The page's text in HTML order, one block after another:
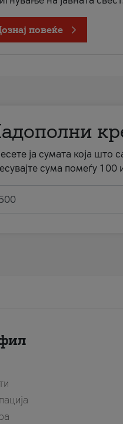
повеќе
ја сумата која што
сума помеѓу